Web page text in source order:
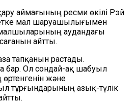
аймағының ресми өкілі Рэй
мал шаруашылығымен
аудандағы
айтты.
тапқанын растады.
бар. Ол сондай-ақ шабуыл
өртенгенін және
тұрғындарының азық-түлік